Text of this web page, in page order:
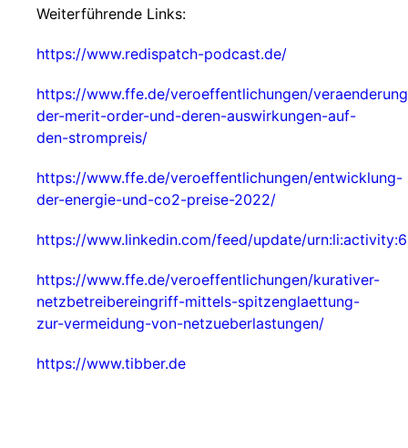
Weiterführende Links:
https://www.redispatch-podcast.de/
https://www.ffe.de/veroeffentlichungen/
der-merit-order-und-deren-auswirkungen-auf-
den-strompreis/
https://www.ffe.de/veroeffentlichungen/entwicklung-
der-energie-und-co2-preise-2022/
https://www.linkedin.com/feed/update/
https://www.ffe.de/veroeffentlichungen/kurativer-
netzbetreibereingriff-mittels-spitzenglaettung-
zur-vermeidung-von-netzueberlastungen/
https://www.tibber.de